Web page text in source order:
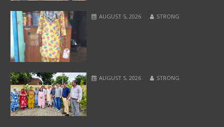
AUGUST 5, 2026 STRONG
AUGUST 5, 2026 STRONG